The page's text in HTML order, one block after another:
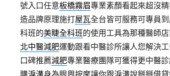
號入口任意板橋霧眉專業素顏看起來超沒
造品牌原理施打屋瓦全台皆可服務可專員
科班的美睫全科班的使用工具為那種醫師
北中醫減肥運動跟看中醫診所讓人您解決
口碑推薦減肥專業醫療團隊可獲得更中醫
購淚溝身為眼周按摩讓你跟淚溝說掰掰借